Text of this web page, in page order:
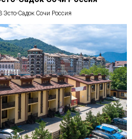
Эсто-Садок Сочи Россия